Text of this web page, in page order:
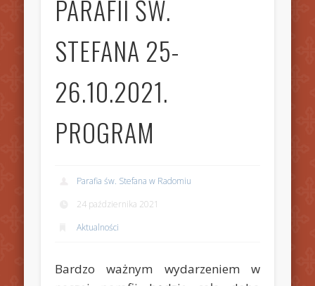
PARAFII ŚW.
STEFANA 25-
26.10.2021.
PROGRAM
Parafia św. Stefana w Radomiu
24 października 2021
Aktualności
Bardzo ważnym wydarzeniem w